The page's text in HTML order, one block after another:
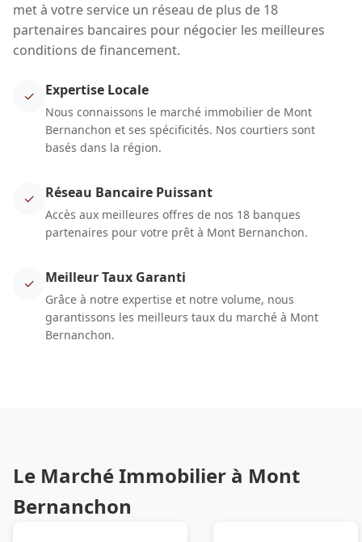
met à votre service un réseau de plus de 18
partenaires bancaires pour négocier les meilleures
conditions de financement.
✓ Expertise Locale
Nous connaissons le marché immobilier de Mont
Bernanchon et ses spécificités. Nos courtiers sont
basés dans la région.
✓ Réseau Bancaire Puissant
Accès aux meilleures offres de nos 18 banques
partenaires pour votre prêt à Mont Bernanchon.
✓ Meilleur Taux Garanti
Grâce à notre expertise et notre volume, nous
garantissons les meilleurs taux du marché à Mont
Bernanchon.
Le Marché Immobilier à Mont
Bernanchon